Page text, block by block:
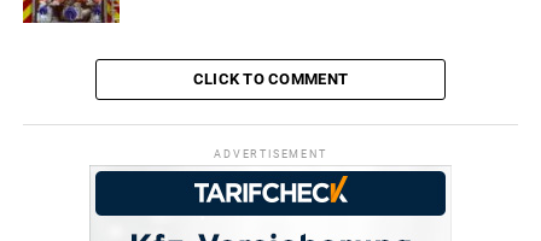
CLICK TO COMMENT
ADVERTISEMENT